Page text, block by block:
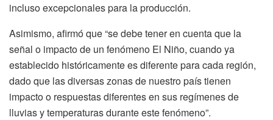
incluso excepcionales para la producción.
Asimismo, afirmó que “se debe tener en cuenta que la
señal o impacto de un fenómeno El Niño, cuando ya
establecido históricamente es diferente para cada región,
dado que las diversas zonas de nuestro país tienen
impacto o respuestas diferentes en sus regímenes de
lluvias y temperaturas durante este fenómeno”.